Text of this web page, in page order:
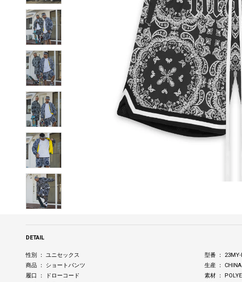
DETAIL
性別 ： ユニセックス
商品 ： ショートパンツ
履口 ： ドローコード
型番 ：
生産 ： CHINA
素材 ：